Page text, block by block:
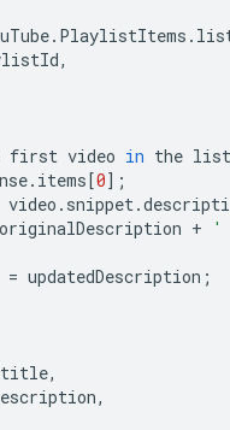
. PlaylistItems .
,
first video in the list
. items[0];
video . snippet.
originalDescription + '
= updatedDescription ;
title,
,